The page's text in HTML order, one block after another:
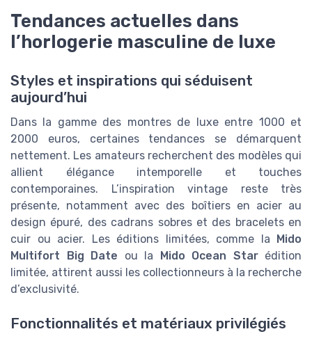
Tendances actuelles dans
l’horlogerie masculine de luxe
Styles et inspirations qui séduisent
aujourd’hui
Dans la gamme des montres de luxe entre 1000 et
2000 euros, certaines tendances se démarquent
nettement. Les amateurs recherchent des modèles qui
allient élégance intemporelle et touches
contemporaines. L’inspiration vintage reste très
présente, notamment avec des boîtiers en acier au
design épuré, des cadrans sobres et des bracelets en
cuir ou acier. Les éditions limitées, comme la
Mido
Multifort Big Date ou la Mido Ocean Starédition
limitée, attirent aussi les collectionneurs à la recherche
d’exclusivité.
Fonctionnalités et matériaux privilégiés